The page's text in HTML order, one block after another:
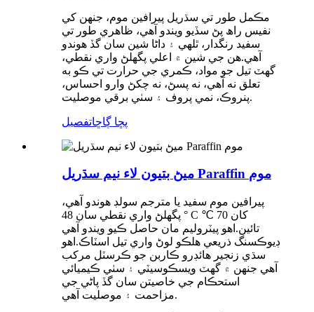
مڪمل طور تي سڌريل پيرافين موم، جنهن کي
نفيس راھ پڻ سڏيو ويندو آهي، ظاهري طور تي
سفيد رنگدار، ٿلهي ۽ داڻا شين سان گڏ هوندو
آهي.هن جي شين ۾ اعلي پگھلڻ واري نقطي،
گهٽ تيل جو مواد، ڪمري جي حرارت تي ڪو به
تعلق نه آهي، نه پسڻ، نه چکڻ وارو احساس،
پنروڪ، نمي پروف ۽ سٺي برقي موصليت.
پڇا ڳاڇاتفصيل
ميڻ بتيون لاء نيم سڌريل Paraffin موم
پيرافين موم سفيد يا مترجم سولڊ هوندو آهي،
پگھلڻ واري نقطي سان 48 ° C کان 70 ℃
تائين.اهو پيٽروليم مان حاصل ڪيو ويندو آهي
ڊيوڪسنگ ذريعي هلڪو لوڻ واري تيل اسٽاڪ.اهو
سڌي زنجير هائڊرو ڪاربن جو ڪرسٽل مرکب
آهي جنهن ۾ گهٽ ويسڪوسيٽي ۽ سٺي ڪيميائي
استحڪام جي خاصيتن سان گڏ پاڻي جي
مزاحمت ۽ موصليت آهي.